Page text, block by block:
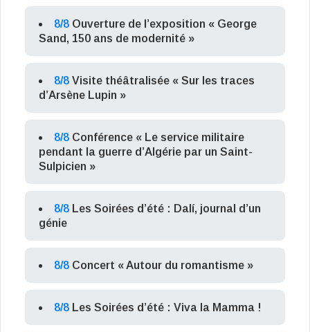
8/8 Ouverture de l’exposition « George
Sand, 150 ans de modernité »
8/8 Visite théâtralisée « Sur les traces
d’Arsène Lupin »
8/8 Conférence « Le service militaire
pendant la guerre d’Algérie par un Saint-
Sulpicien »
8/8 Les Soirées d’été : Dalí, journal d’un
génie
8/8 Concert « Autour du romantisme »
8/8 Les Soirées d’été : Viva la Mamma !